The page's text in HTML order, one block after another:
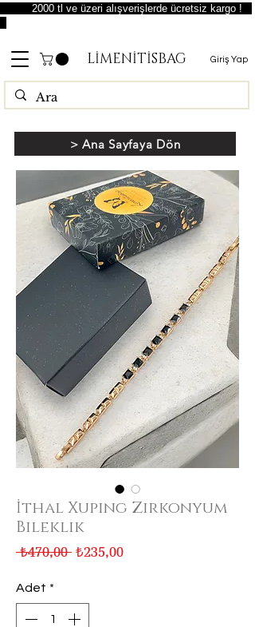
LİMENİTİSBAG Giriş Yap
2000 tl ve üzeri alışverişlerde ücretsiz kargo !
İthal Xuping Zirkonyum
Bileklik
₺470,00 Normal
₺235,00İndirimli
Adet *
> Ana Sayfaya Dön